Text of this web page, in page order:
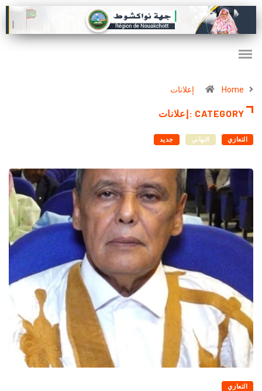
Home إعلانات
CATEGORY :إعلانات
التعازي التهاني جديد
التعازي